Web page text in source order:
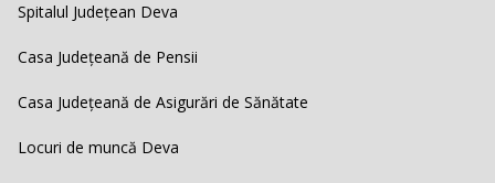
Spitalul Județean Deva
Casa Județeană de Pensii
Casa Județeană de Asigurări de Sănătate
Locuri de muncă Deva